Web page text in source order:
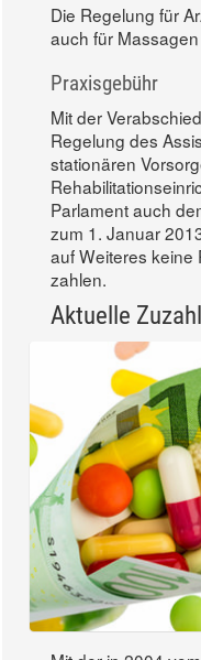
Die Regelung für
auch für
Praxisgebühr
Mit der
Regelung des
stationären
Parlament auch
zum 1. Januar
auf Weiteres keine
zahlen.
Aktuelle